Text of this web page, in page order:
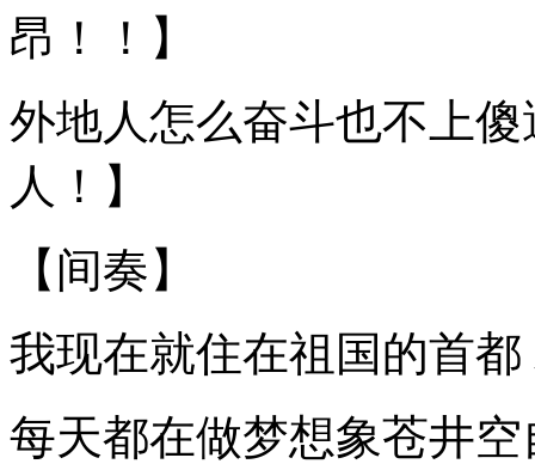
昂！！】
外地人怎么奋斗也不上
人！】
【间奏】
我现在就住在祖国的首
每天都在做梦想象苍井